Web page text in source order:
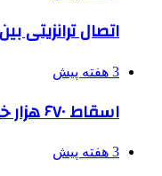
اتصال ترانزیتی
3 هفته پیش
اسقاط ۶۷۰ هزار خودروی فرسوده طی ۳ سال
3 هفته پیش